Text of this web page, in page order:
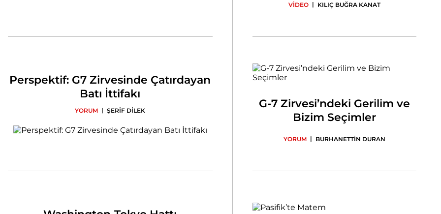
VİDEO | KILIÇ BUĞRA KANAT
Perspektif: G7 Zirvesinde Çatırdayan
Batı İttifakı
YORUM | ŞERİF DİLEK
G-7 Zirvesi’ndeki Gerilim ve
Bizim Seçimler
YORUM | BURHANETTİN DURAN